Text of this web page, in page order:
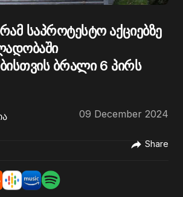
საპროტესტო აქციებზე
ბრალი 6 პირს
09 December 2024
Share